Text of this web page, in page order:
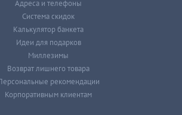
Адреса и телефоны
Система скидок
Калькулятор банкета
Идеи для подарков
Миллезимы
Возврат лишнего товара
рекомендации
Корпоративным клиентам